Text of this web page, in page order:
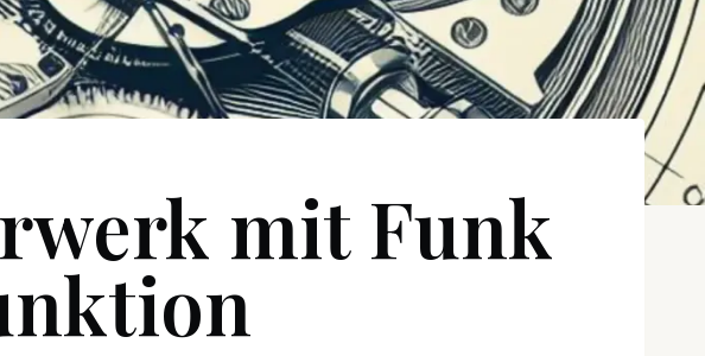
mit Funk